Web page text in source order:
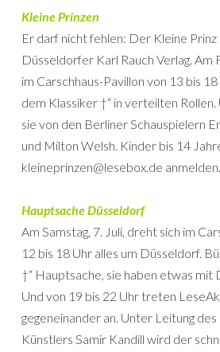
Kleine Prinzen
Er darf nicht fehlen: Der Kleine Prinz
Düsseldorfer Karl Rauch Verlag. Am
im Carschhaus-Pavillon von 13 bis
dem Klassiker †“ in verteilten
sie von den Berliner Schauspielern
und Milton Welsh. Kinder bis 14
kleineprinzen@lesebox.de anmelden.
Hauptsache Düsseldorf
Am Samstag, 7. Juli, dreht sich im
12 bis 18 Uhr alles um Düsseldorf.
†“ Hauptsache, sie haben etwas mit
Und von 19 bis 22 Uhr treten
gegeneinander an. Unter Leitung
Künstlers Samir Kandill wird der